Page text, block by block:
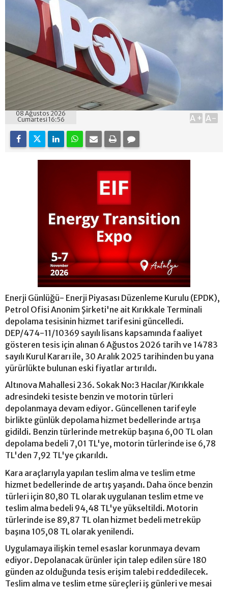
08 Ağustos 2026
Cumartesi 16:56
A+ A-
Enerji Günlüğü- Enerji Piyasası Düzenleme Kurulu (EPDK),
Petrol Ofisi Anonim Şirketi'ne ait Kırıkkale Terminali
depolama tesisinin hizmet tarifesini güncelledi.
DEP/474-11/10369 sayılı lisans kapsamında faaliyet
gösteren tesis için alınan 6 Ağustos 2026 tarih ve 14783
sayılı Kurul Kararı ile, 30 Aralık 2025 tarihinden bu yana
yürürlükte bulunan eski fiyatlar artırıldı.
Altınova Mahallesi 236. Sokak No:3 Hacılar/Kırıkkale
adresindeki tesiste benzin ve motorin türleri
depolanmaya devam ediyor. Güncellenen tarifeyle
birlikte günlük depolama hizmet bedellerinde artışa
gidildi. Benzin türlerinde metreküp başına 6,00 TL olan
depolama bedeli 7,01 TL'ye, motorin türlerinde ise 6,78
TL'den 7,92 TL'ye çıkarıldı.
Kara araçlarıyla yapılan teslim alma ve teslim etme
hizmet bedellerinde de artış yaşandı. Daha önce benzin
türleri için 80,80 TL olarak uygulanan teslim etme ve
teslim alma bedeli 94,48 TL'ye yükseltildi. Motorin
türlerinde ise 89,87 TL olan hizmet bedeli metreküp
başına 105,08 TL olarak yenilendi.
Uygulamaya ilişkin temel esaslar korunmaya devam
ediyor. Depolanacak ürünler için talep edilen süre 180
günden az olduğunda tesis erişim talebi reddedilecek.
Teslim alma ve teslim etme süreçleri iş günleri ve mesai